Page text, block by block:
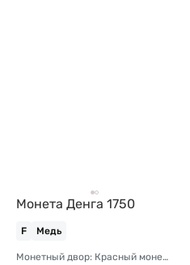
Монета Денга 1750
F Медь
Монетный двор: Красный монетный двор (Москва); Екатеринбургский монетный двор